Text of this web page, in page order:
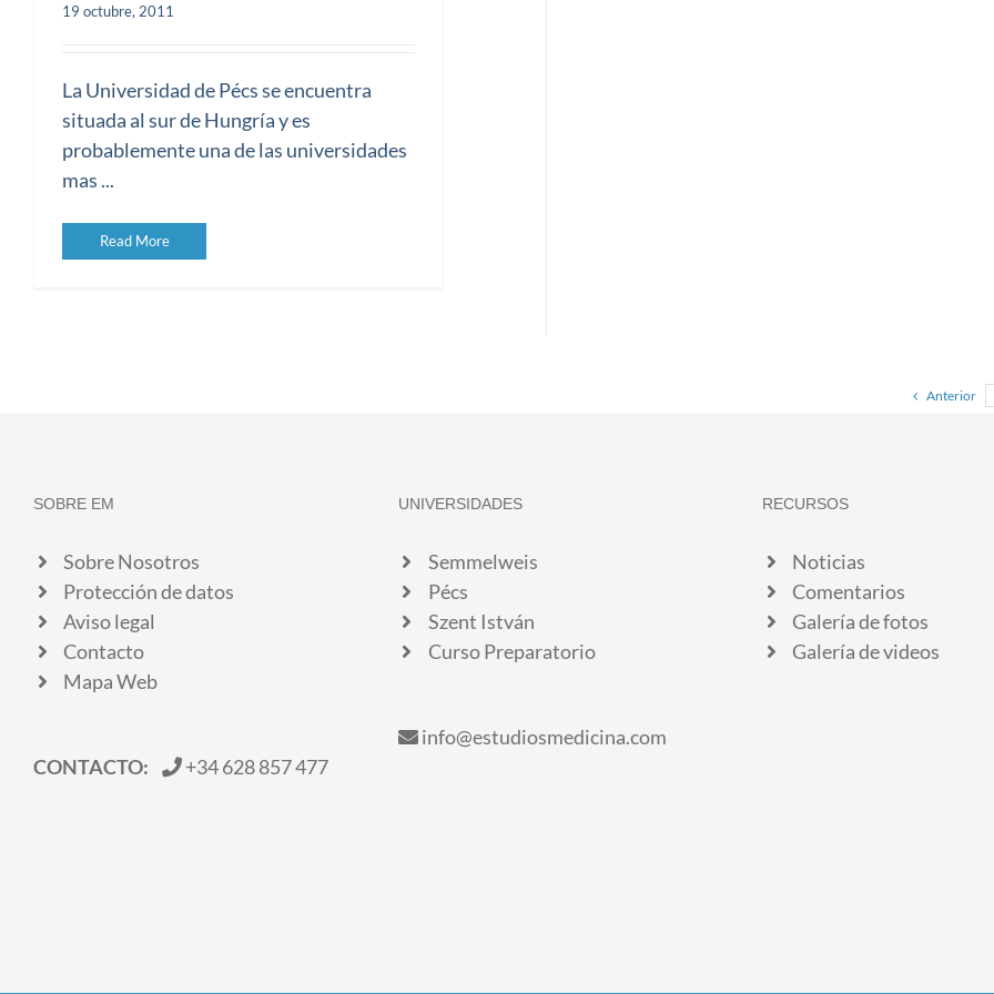
Introducción en nuestros programas
19 octubre, 2011
La Universidad de Pécs se encuentra
situada al sur de Hungría y es
probablemente una de las universidades
mas ...
Read More
Anterior
SOBRE EM
Sobre Nosotros
Protección de datos
Aviso legal
Contacto
Mapa Web
CONTACTO: +34 628 857 477
UNIVERSIDADES
Semmelweis
Pécs
Szent István
Curso Preparatorio
info@estudiosmedicina.com
RECURSOS
Noticias
Comentarios
Galería de fotos
Galería de videos